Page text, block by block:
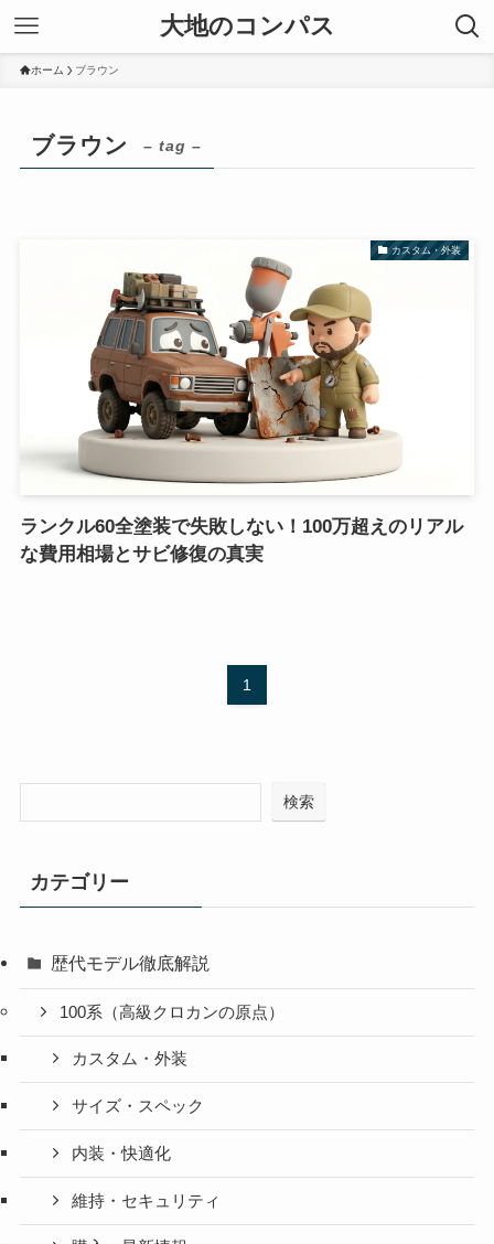
大地のコンパス
ホーム ブラウン
ブラウン – tag –
カスタム・外装
ランクル60全塗装で失敗しない！100万超えのリアル
な費用相場とサビ修復の真実
1
検索
カテゴリー
歴代モデル徹底解説
100系（高級クロカンの原点）
カスタム・外装
サイズ・スペック
内装・快適化
維持・セキュリティ